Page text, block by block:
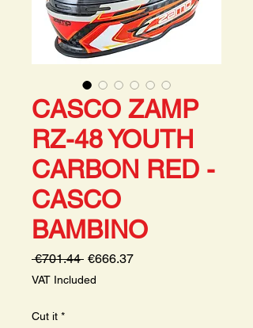
CASCO ZAMP
RZ-48 YOUTH
CARBON RED -
CASCO
BAMBINO
€701.44 Regular
Price
€666.37Sale
VAT Included
Cut it *